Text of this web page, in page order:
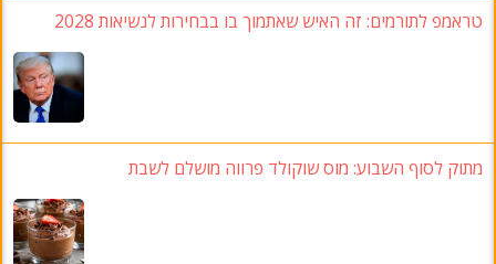
טראמפ לתורמים: זה האיש שאתמוך בו בבחירות לנשיאות 2028
מתוק לסוף השבוע: מוס שוקולד פרווה מושלם לשבת